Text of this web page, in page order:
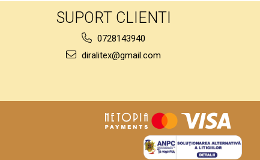
SUPORT CLIENTI
0728143940
diralitex@gmail.com